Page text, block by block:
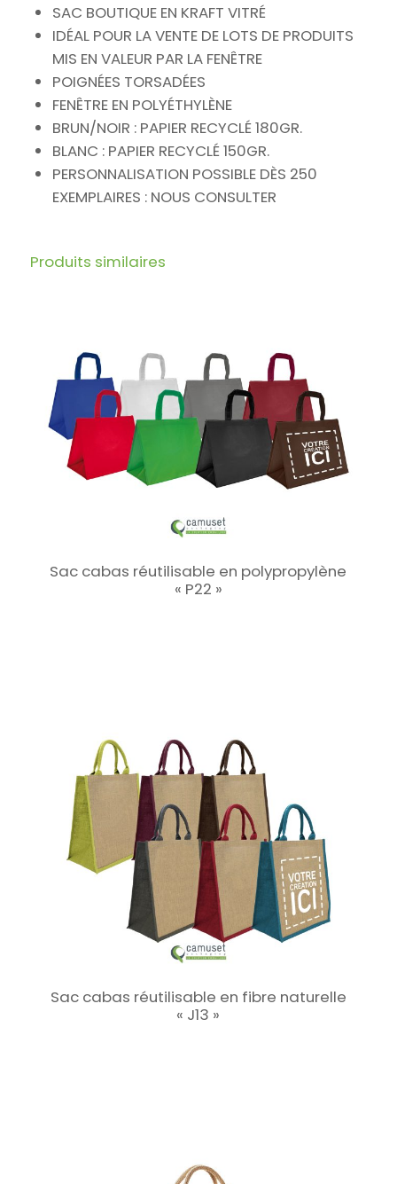
SAC BOUTIQUE EN KRAFT VITRÉ
IDÉAL POUR LA VENTE DE LOTS DE PRODUITS
MIS EN VALEUR PAR LA FENÊTRE
POIGNÉES TORSADÉES
FENÊTRE EN POLYÉTHYLÈNE
BRUN/NOIR : PAPIER RECYCLÉ 180GR.
BLANC : PAPIER RECYCLÉ 150GR.
PERSONNALISATION POSSIBLE DÈS 250
EXEMPLAIRES : NOUS CONSULTER
Produits similaires
Sac cabas réutilisable en polypropylène
« P22 »
Sac cabas réutilisable en fibre naturelle
« J13 »